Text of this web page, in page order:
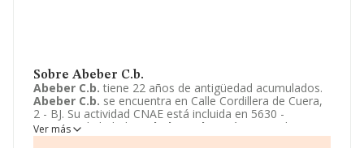
Sobre Abeber C.b.
Abeber C.b. tiene 22 años de antigüedad acumulados.
Abeber C.b. se encuentra en Calle Cordillera de Cuera,
2 - BJ. Su actividad CNAE está incluida en 5630 -
Servicios de bebidas.
Abeber C.b.
está registrada como
Comunidad de bienes.
Ver más